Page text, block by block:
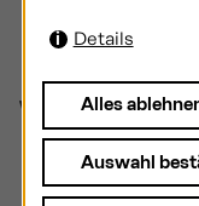
Details
Alles
Auswahl